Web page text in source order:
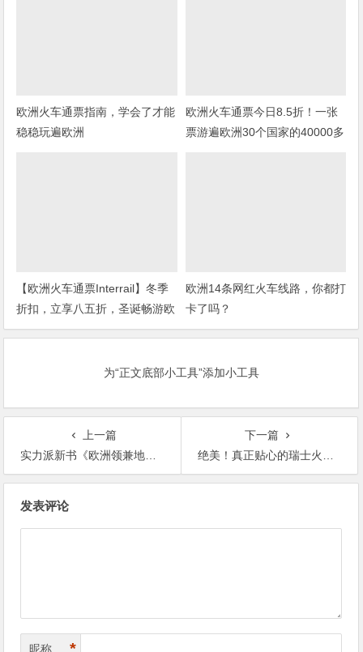
欧洲火车通票指南，学会了才能
稳稳玩遍欧洲
欧洲火车通票今日8.5折！一张
票游遍欧洲30个国家的40000多
【欧洲火车通票Interrail】冬季
折扣，立享八五折，圣诞畅游欧
洲！
欧洲14条网红火车线路，你都打
卡了吗？
为“正文底部小工具”添加小工具
上一篇
实力派新书《欧洲领兼地话题大全》——欧领新手参考发布！一本全方面认识欧洲的百科全书！
下一篇
绝美！真正贴心的瑞士火车游攻略来了！一张火车票穿越世间最美的湖光山色、冰川小镇！
发表评论
昵称